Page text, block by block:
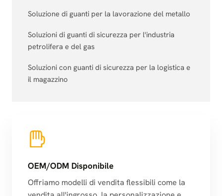
Soluzione di guanti per la lavorazione del metallo
Soluzioni di guanti di sicurezza per l'industria
petrolifera e del gas
Soluzioni con guanti di sicurezza per la logistica e
il magazzino
OEM/ODM Disponibile
Offriamo modelli di vendita flessibili come la